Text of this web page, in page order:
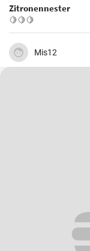
Zitronennester
🍋🍋🍋
Mis12